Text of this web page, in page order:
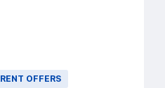
OFFERS